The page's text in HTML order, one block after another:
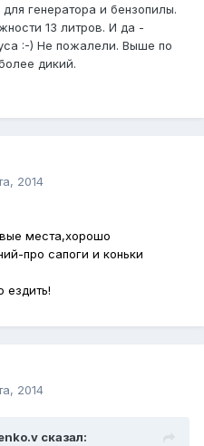
генератора и бензопилы.
13 литров. И да -
:-) Не пожалели. Выше по
дикий.
2014
места,хорошо
про сапоги и коньки
ездить!
2014
сказал: